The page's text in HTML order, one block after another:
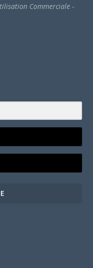
Commerciale -